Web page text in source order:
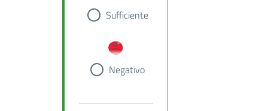
Sufficiente
Negativo